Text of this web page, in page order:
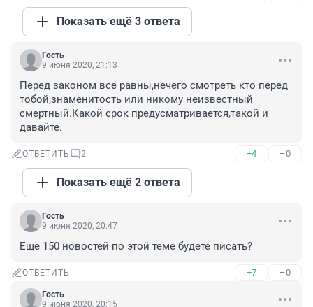
Показать ещё 3 ответа
Гость
9 июня 2020, 21:13
Перед законом все равны,нечего смотреть кто перед
тобой,знаменитость или никому неизвестный
смертный.Какой срок предусматривается,такой и
давайте.
ОТВЕТИТЬ 2 +4 –0
Показать ещё 2 ответа
Гость
9 июня 2020, 20:47
Еще 150 новостей по этой теме будете писать?
ОТВЕТИТЬ +7 –0
Гость
9 июня 2020, 20:15